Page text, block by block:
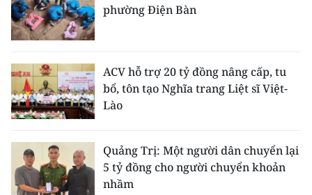
phường Điện Bàn
ACV hỗ trợ 20 tỷ đồng nâng cấp, tu
bổ, tôn tạo Nghĩa trang Liệt sĩ Việt-
Lào
Quảng Trị: Một người dân chuyển lại
5 tỷ đồng cho người chuyển khoản
nhầm